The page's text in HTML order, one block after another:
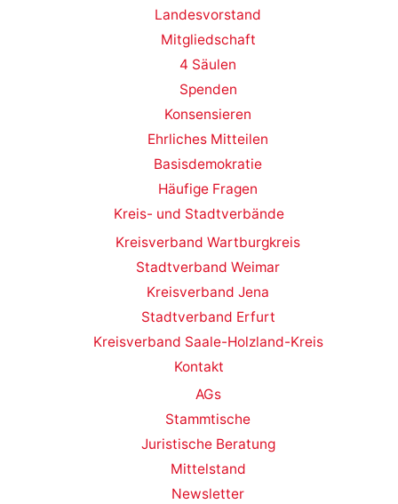
Landesvorstand
Mitgliedschaft
4 Säulen
Spenden
Konsensieren
Ehrliches Mitteilen
Basisdemokratie
Häufige Fragen
Kreis- und Stadtverbände
Kreisverband Wartburgkreis
Stadtverband Weimar
Kreisverband Jena
Stadtverband Erfurt
Kreisverband Saale-Holzland-Kreis
Kontakt
AGs
Stammtische
Juristische Beratung
Mittelstand
Newsletter